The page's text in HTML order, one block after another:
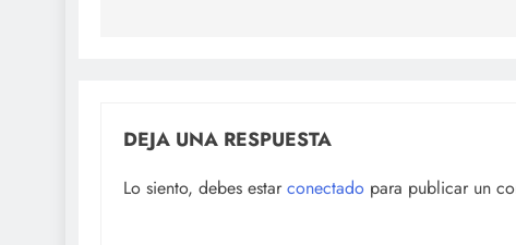
DEJA UNA RESPUESTA
Lo siento, debes estar conectado para publicar un